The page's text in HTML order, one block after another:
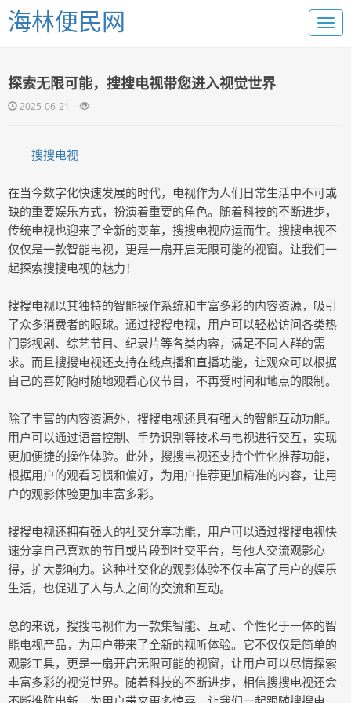
海林便民网
探索无限可能，搜搜电视带您进入视觉世界
2025-06-21
搜搜电视
在当今数字化快速发展的时代，电视作为人们日常生活中不可或
缺的重要娱乐方式，扮演着重要的角色。随着科技的不断进步，
传统电视也迎来了全新的变革，搜搜电视应运而生。搜搜电视不
仅仅是一款智能电视，更是一扇开启无限可能的视窗。让我们一
起探索搜搜电视的魅力！
搜搜电视以其独特的智能操作系统和丰富多彩的内容资源，吸引
了众多消费者的眼球。通过搜搜电视，用户可以轻松访问各类热
门影视剧、综艺节目、纪录片等各类内容，满足不同人群的需
求。而且搜搜电视还支持在线点播和直播功能，让观众可以根据
自己的喜好随时随地观看心仪节目，不再受时间和地点的限制。
除了丰富的内容资源外，搜搜电视还具有强大的智能互动功能。
用户可以通过语音控制、手势识别等技术与电视进行交互，实现
更加便捷的操作体验。此外，搜搜电视还支持个性化推荐功能，
根据用户的观看习惯和偏好，为用户推荐更加精准的内容，让用
户的观影体验更加丰富多彩。
搜搜电视还拥有强大的社交分享功能，用户可以通过搜搜电视快
速分享自己喜欢的节目或片段到社交平台，与他人交流观影心
得，扩大影响力。这种社交化的观影体验不仅丰富了用户的娱乐
生活，也促进了人与人之间的交流和互动。
总的来说，搜搜电视作为一款集智能、互动、个性化于一体的智
能电视产品，为用户带来了全新的视听体验。它不仅仅是简单的
观影工具，更是一扇开启无限可能的视窗，让用户可以尽情探索
丰富多彩的视觉世界。随着科技的不断进步，相信搜搜电视还会